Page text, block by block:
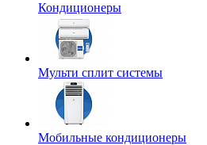
Кондиционеры
Мульти сплит системы
Мобильные кондиционеры